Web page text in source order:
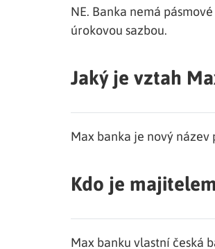
NE. Banka nemá
úrokovou sazbou.
Jaký je vztah
Max banka je nový název
Kdo je
Max banku vlastní česká